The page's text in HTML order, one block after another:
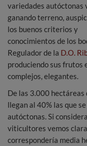
variedades autóctonas
ganando terreno,
los buenos criterios y
conocimientos de los
Regulador de la D.O.
produciendo sus frutos
complejos, elegantes.
De las 3.000 hectáreas
llegan al 40% las que
autóctonas. Si
viticultores vemos
correspondería media